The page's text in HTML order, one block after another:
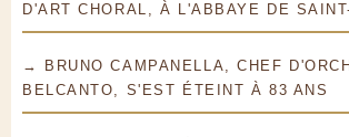
D'ART CHORAL, À L'ABBAYE DE
→ BRUNO CAMPANELLA, CHEF
BELCANTO, S'EST ÉTEINT À 83 ANS